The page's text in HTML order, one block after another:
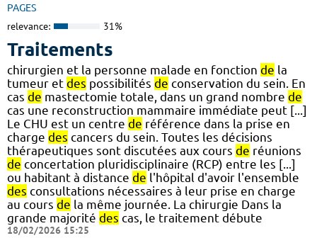
PAGES
relevance: 31%
Traitements
chirurgien et la personne malade en fonction de la
tumeur et des possibilités de conservation du sein. En
cas de mastectomie totale, dans un grand nombre de
cas une reconstruction mammaire immédiate peut [...]
Le CHU est un centre de référence dans la prise en
charge des cancers du sein. Toutes les décisions
thérapeutiques sont discutées aux cours de réunions
de concertation pluridisciplinaire (RCP) entre les [...]
ou habitant à distance de l'hôpital d'avoir l'ensemble
des consultations nécessaires à leur prise en charge
au cours de la même journée. La chirurgie Dans la
grande majorité des cas, le traitement débute
18/02/2026 15:25